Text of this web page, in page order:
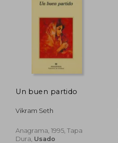
Un buen partido
Vikram Seth
Anagrama, 1995, Tapa
Dura, Usado